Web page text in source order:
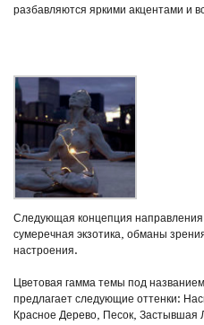
разбавляются яркими акцентами и
Следующая концепция
сумеречная экзотика, обманы
настроения.
Цветовая гамма темы под
предлагает следующие оттенки:
Красное Дерево, Песок, Застывшая